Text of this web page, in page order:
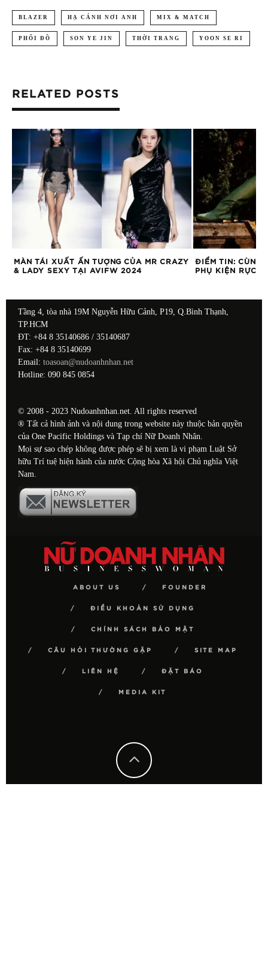
BLAZER HẠ CÁNH NƠI ANH MIX & MATCH
PHỐI ĐỒ SON YE JIN THỜI TRANG YOON SE RI
RELATED POSTS
MÀN TÁI XUẤT ẤN TƯỢNG CỦA MR CRAZY
& LADY SEXY TẠI AVIFW 2024
ĐIỂM TIN: CÙNG
PHỤ KIỆN RỰC
Tầng 4, tòa nhà 19M Nguyễn Hữu Cảnh, P19, Q.Bình Thạnh,
TP.HCM
ĐT: +84 8 35140686 / 35140687
Fax: +84 8 35140699
Email: toasoan@nudoanhnhan.net
Hotline: 090 845 0854
© 2008 - 2023 Nudoanhnhan.net. All rights reserved
® Tất cả hình ảnh và nội dung trong website này thuộc bản quyền
của One Pacific Holdings và Tạp chí Nữ Doanh Nhân.
Mọi sự sao chép không được phép sẽ bị xem là vi phạm Luật Sở
hữu Trí tuệ hiện hành của nước Cộng hòa Xã hội Chủ nghĩa Việt
Nam.
ABOUT US FOUNDER
ĐIỀU KHOẢN SỬ DỤNG
CHÍNH SÁCH BẢO MẬT
CÂU HỎI THƯỜNG GẶP SITE MAP
LIÊN HỆ ĐẶT BÁO
MEDIA KIT